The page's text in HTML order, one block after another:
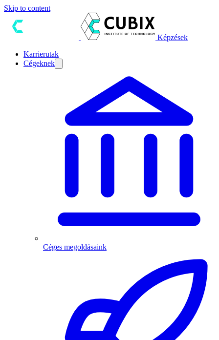
Skip to content
Képzések
Karrierutak
Cégeknek
Céges megoldásaink